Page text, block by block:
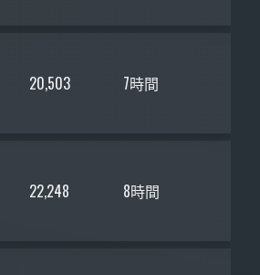
20,503 7時間
22,248 8時間